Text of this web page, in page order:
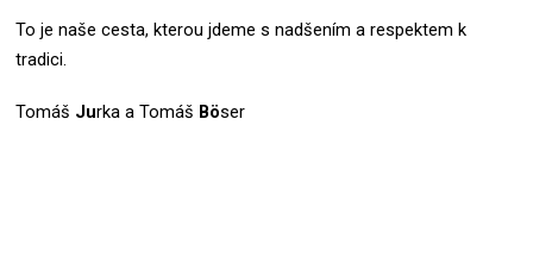
To je naše cesta, kterou jdeme s nadšením a respektem k
tradici.
Tomáš Jurka a Tomáš Böser